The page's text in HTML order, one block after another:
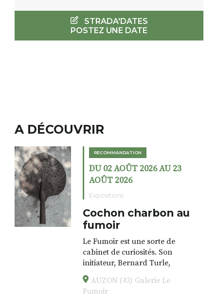
STRADA'DATES
POSTEZ UNE DATE
A DÉCOUVRIR
RECOMMANDATION
DU 02 AOÛT 2026 AU 23
AOÛT 2026
Expositions
Cochon charbon au
fumoir
Le Fumoir est une sorte de
cabinet de curiosités. Son
initiateur, Bernard Turle,
s’amuse à donner à voir des
associations fertiles, graves ou
drôles, parfois fumeuses. Des
AUZON (43) Galerie Le
Fumoir